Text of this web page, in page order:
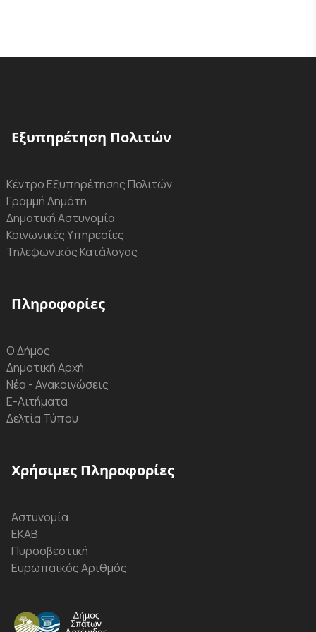
Εξυπηρέτηση Πολιτών
Κέντρο Εξυπηρέτησης Πολιτών
Γραμμή Δημότη
Δημοτική Αστυνομία
Κοινωνικές Υπηρεσίες
Τηλεφωνικός Κατάλογος
Πληροφορίες
Ο Δήμος
Δημοτική Αρχή
Νέα - Ανακοινώσεις
Ε-Αιτήματα
Δελτία Τύπου
Χρήσιμες Πληροφορίες
Αστυνομία
ΕΚΑΒ
Πυροσβεστική
Ευρωπαϊκός Αριθμός